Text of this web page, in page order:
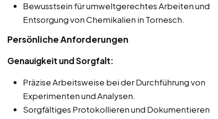
Bewusstsein für umweltgerechtes Arbeiten und
Entsorgung von Chemikalien in Tornesch.
Persönliche Anforderungen
Genauigkeit und Sorgfalt:
Präzise Arbeitsweise bei der Durchführung von
Experimenten und Analysen.
Sorgfältiges Protokollieren und Dokumentieren